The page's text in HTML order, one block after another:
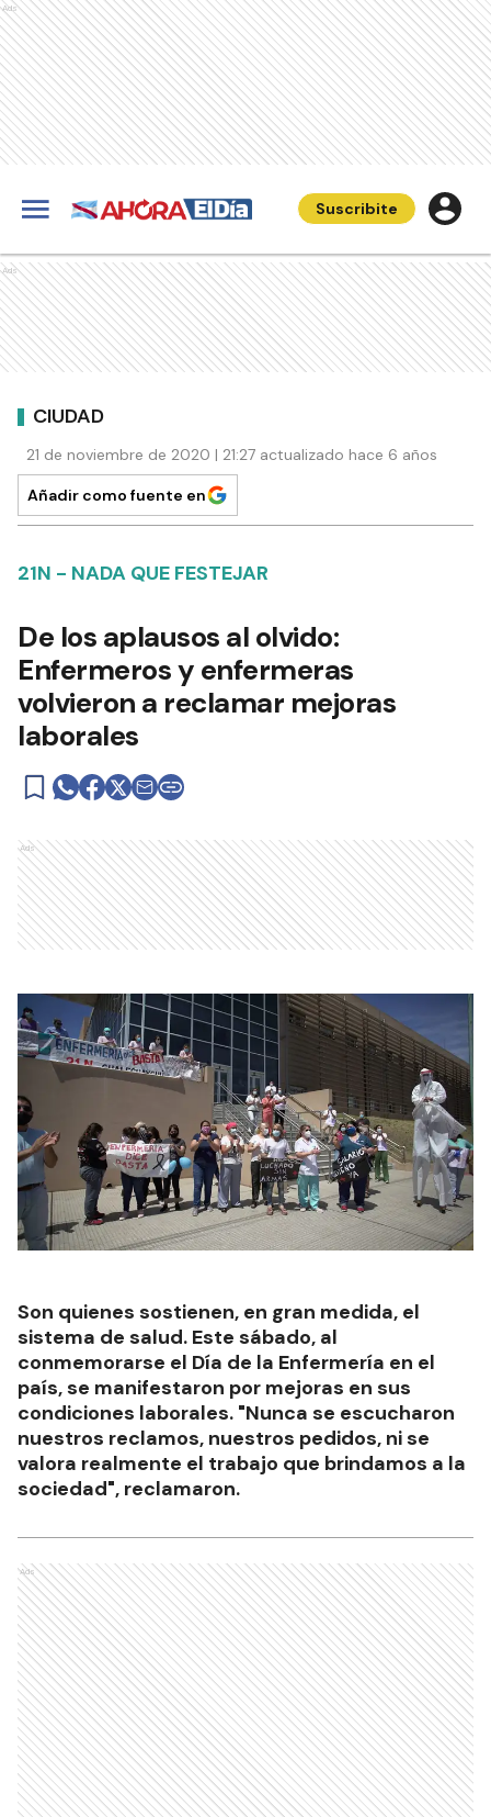
Ads
Suscribite
Ads
CIUDAD
21 de noviembre de 2020 | 21:27 actualizado hace 6 años
Añadir como fuente en
21N - NADA QUE FESTEJAR
De los aplausos al olvido:
Enfermeros y enfermeras
volvieron a reclamar mejoras
laborales
Ads
Son quienes sostienen, en gran medida, el
sistema de salud. Este sábado, al
conmemorarse el Día de la Enfermería en el
país, se manifestaron por mejoras en sus
condiciones laborales. "Nunca se escucharon
nuestros reclamos, nuestros pedidos, ni se
valora realmente el trabajo que brindamos a la
sociedad", reclamaron.
Ads